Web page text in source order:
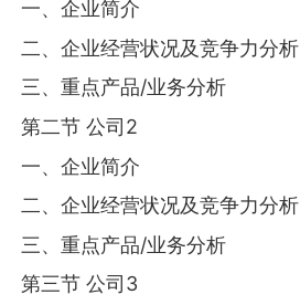
一、企业简介
二、企业经营状况及竞争力分析
三、重点产品/业务分析
第二节 公司2
一、企业简介
二、企业经营状况及竞争力分析
三、重点产品/业务分析
第三节 公司3